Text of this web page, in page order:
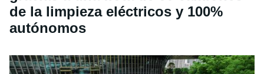
de la limpieza eléctricos y 100%
autónomos